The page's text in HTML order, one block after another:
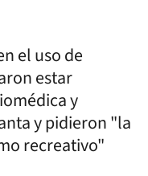
el uso de
estar
y
y pidieron "la
recreativo"